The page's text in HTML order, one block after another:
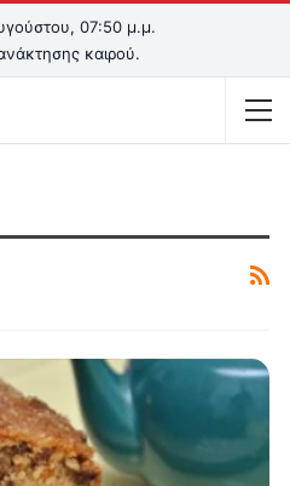
07:50 μ.μ.
καιρού.